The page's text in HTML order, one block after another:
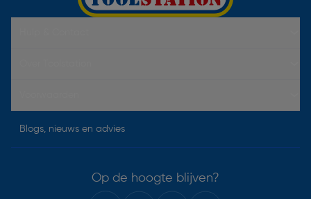
Blogs, nieuws en advies
Op de hoogte blijven?